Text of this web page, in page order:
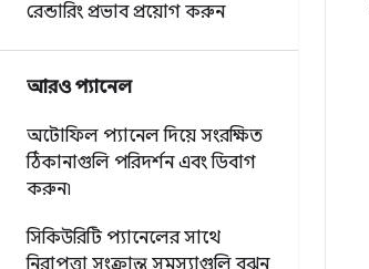
রেন্ডারিং প্রভাব প্রয়োগ করুন
আরও প্যানেল
অটোফিল প্যানেল দিয়ে সংরক্ষিত
ঠিকানাগুলি পরিদর্শন এবং ডিবাগ
করুন৷
সিকিউরিটি প্যানেলের সাথে
নিরাপত্তা সংক্রান্ত সমস্যাগুলি বুঝুন